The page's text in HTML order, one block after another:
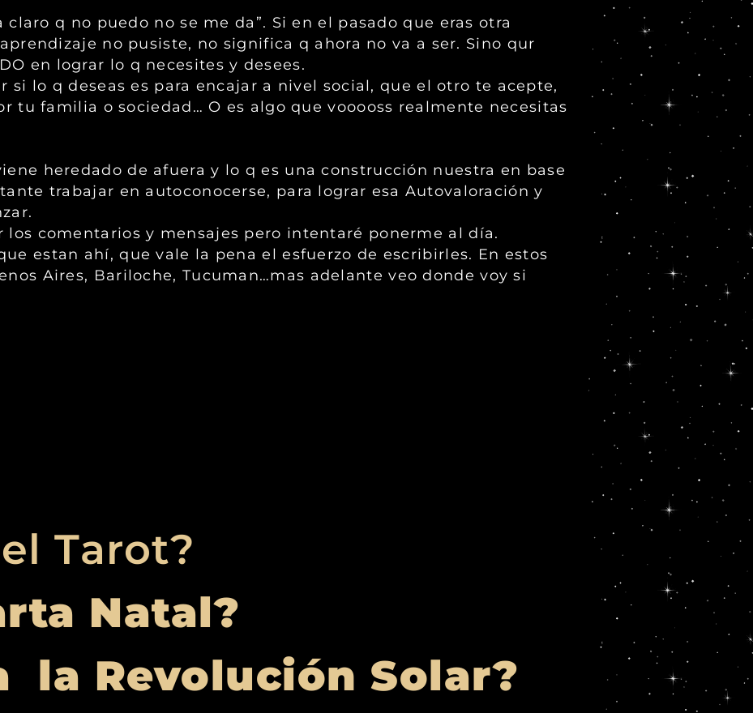
q no puedo no se me da”. Si en el pasado que eras otra
no pusiste, no significa q ahora no va a ser. Sino qur
en lograr lo q necesites y desees.
si lo q deseas es para encajar a nivel social, que el otro te acepte,
tu familia o sociedad… O es algo que vooooss realmente necesitas
heredado de afuera y lo q es una construcción nuestra en base
trabajar en autoconocerse, para lograr esa Autovaloración y
los comentarios y mensajes pero intentaré ponerme al día.
estan ahí, que vale la pena el esfuerzo de escribirles. En estos
Aires, Bariloche, Tucuman…mas adelante veo donde voy si
Tarot?
Natal?
la Revolución Solar?